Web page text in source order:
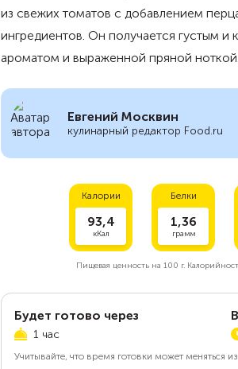
из свежих томатов с добавлением
ингредиентов. Он получается густым
ароматом и выраженной пряной ноткой.
Евгений Москвин
кулинарный редактор Food.ru
Калории
93,4
кКал
Белки
1,36
грамм
Пищевая ценность на 100 г.
Будет готово через
1 час
Учитывайте, что время готовки может меняться